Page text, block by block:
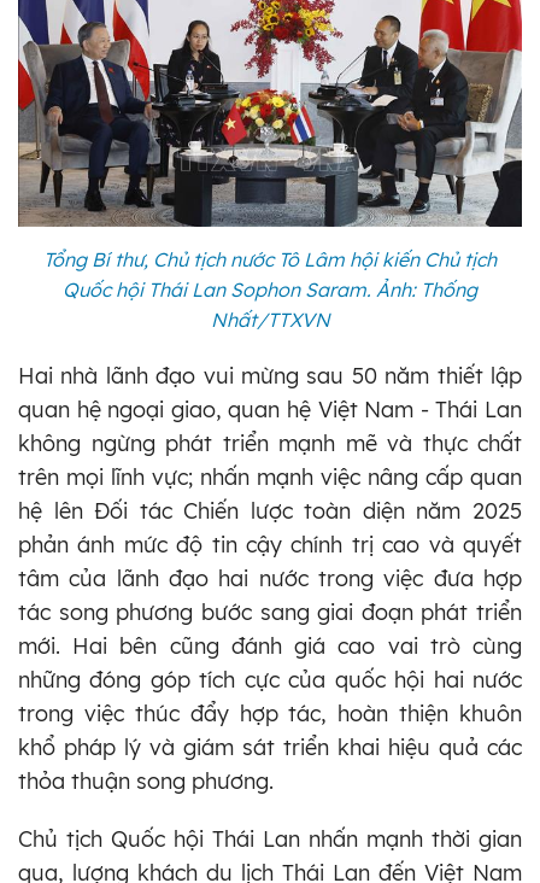
Tổng Bí thư, Chủ tịch nước Tô Lâm hội kiến Chủ tịch
Quốc hội Thái Lan Sophon Saram. Ảnh: Thống
Nhất/TTXVN
Hai nhà lãnh đạo vui mừng sau 50 năm thiết lập
quan hệ ngoại giao, quan hệ Việt Nam - Thái Lan
không ngừng phát triển mạnh mẽ và thực chất
trên mọi lĩnh vực; nhấn mạnh việc nâng cấp quan
hệ lên Đối tác Chiến lược toàn diện năm 2025
phản ánh mức độ tin cậy chính trị cao và quyết
tâm của lãnh đạo hai nước trong việc đưa hợp
tác song phương bước sang giai đoạn phát triển
mới. Hai bên cũng đánh giá cao vai trò cùng
những đóng góp tích cực của quốc hội hai nước
trong việc thúc đẩy hợp tác, hoàn thiện khuôn
khổ pháp lý và giám sát triển khai hiệu quả các
thỏa thuận song phương.
Chủ tịch Quốc hội Thái Lan nhấn mạnh thời gian
qua, lượng khách du lịch Thái Lan đến Việt Nam